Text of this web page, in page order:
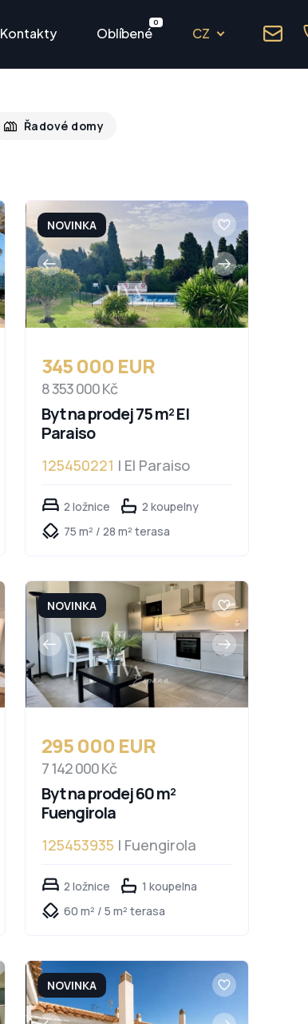
Kontakty Oblíbené
0
CZ
Řadové domy
NOVINKA
345 000 EUR
8 353 000 Kč
Byt na prodej 75 m² El
Paraiso
125450221 | El Paraiso
2 ložnice
2 koupelny
75 m² / 28 m² terasa
NOVINKA
295 000 EUR
7 142 000 Kč
Byt na prodej 60 m²
Fuengirola
125453935 | Fuengirola
2 ložnice
1 koupelna
60 m² / 5 m² terasa
NOVINKA